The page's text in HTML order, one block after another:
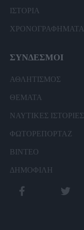
ΙΣΤΟΡΙΑ
ΧΡΟΝΟΓΡΑΦΗΜΑΤΑ
ΣΥΝΔΕΣΜΟΙ
ΑΘΛΗΤΙΣΜΟΣ
ΘΕΜΑΤΑ
ΝΑΥΤΙΚΕΣ ΙΣΤΟΡΙΕΣ
ΦΩΤΟΡΕΠΟΡΤΑΖ
ΒΙΝΤΕΟ
ΔΗΜΟΦΙΛΗ